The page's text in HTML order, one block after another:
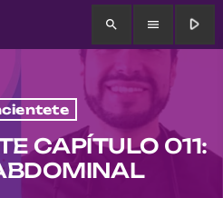
search menu play_arrow
CAPÍTULO 011: